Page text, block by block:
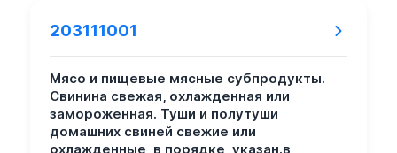
203111001
Мясо и пищевые мясные субпродукты.
Свинина свежая, охлажденная или
замороженная. Туши и полутуши
домашних свиней свежие или
охлажденные, в порядке, указан.в